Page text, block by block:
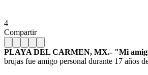
4
Compartir
PLAYA DEL CARMEN, MX.- "Mi
brujas fue amigo personal durante 17 años